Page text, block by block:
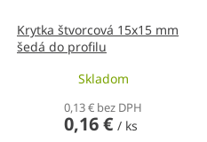
Krytka štvorcová 15x15 mm
šedá do profilu
Skladom
0,13 € bez DPH
0,16 € / ks